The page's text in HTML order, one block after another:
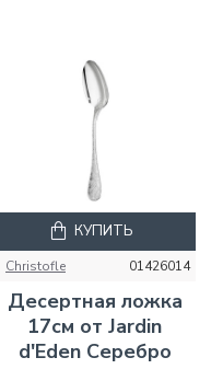
Christofle 01426014
Десертная ложка
17см от Jardin
d'Eden Серебро
КУПИТЬ